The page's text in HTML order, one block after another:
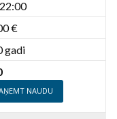
€
gadi
NAUDU